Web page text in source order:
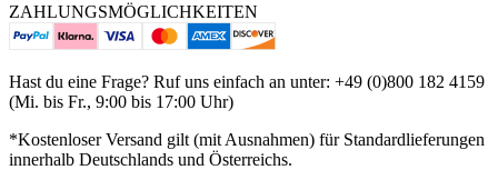
ZAHLUNGSMÖGLICHKEITEN
Hast du eine Frage? Ruf uns einfach an unter: +49 (0)800 182 4159
(Mi. bis Fr., 9:00 bis 17:00 Uhr)
*Kostenloser Versand gilt (mit Ausnahmen) für Standardlieferungen
innerhalb Deutschlands und Österreichs.